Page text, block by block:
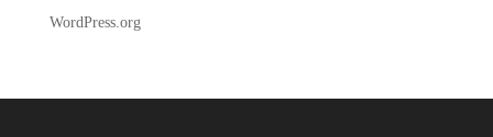
WordPress.org